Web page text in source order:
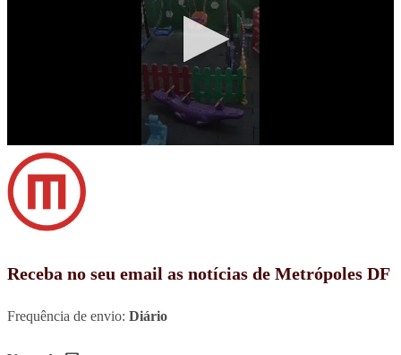
Receba no seu email as notícias de Metrópoles DF
Frequência de envio: Diário